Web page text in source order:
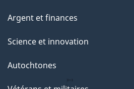
Argent et finances
Science et innovation
Autochtones